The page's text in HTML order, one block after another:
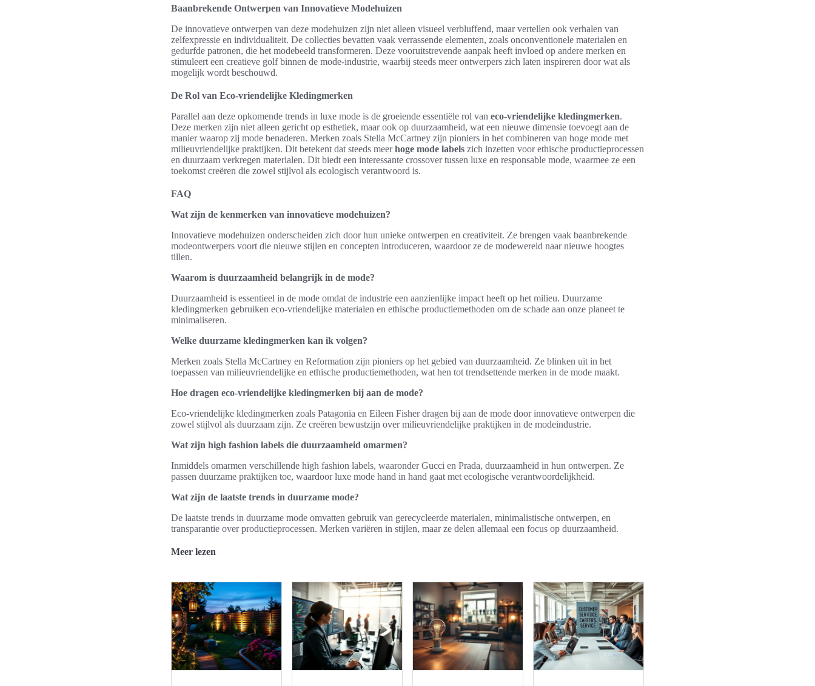
Baanbrekende Ontwerpen van Innovatieve Modehuizen
De innovatieve ontwerpen van deze modehuizen zijn niet alleen visueel verbluffend, maar vertellen ook verhalen van
zelfexpressie en individualiteit. De collecties bevatten vaak verrassende elementen, zoals onconventionele materialen en
gedurfde patronen, die het modebeeld transformeren. Deze vooruitstrevende aanpak heeft invloed op andere merken en
stimuleert een creatieve golf binnen de mode-industrie, waarbij steeds meer ontwerpers zich laten inspireren door wat als
mogelijk wordt beschouwd.
De Rol van Eco-vriendelijke Kledingmerken
Parallel aan deze opkomende trends in luxe mode is de groeiende essentiële rol van eco-vriendelijke kledingmerken.
Deze merken zijn niet alleen gericht op esthetiek, maar ook op duurzaamheid, wat een nieuwe dimensie toevoegt aan de
manier waarop zij mode benaderen. Merken zoals Stella McCartney zijn pioniers in het combineren van hoge mode met
milieuvriendelijke praktijken. Dit betekent dat steeds meerhoge mode labels zich inzetten voor ethische productieprocessen
en duurzaam verkregen materialen. Dit biedt een interessante crossover tussen luxe en responsable mode, waarmee ze een
toekomst creëren die zowel stijlvol als ecologisch verantwoord is.
FAQ
Wat zijn de kenmerken van innovatieve modehuizen?
Innovatieve modehuizen onderscheiden zich door hun unieke ontwerpen en creativiteit. Ze brengen vaak baanbrekende
modeontwerpers voort die nieuwe stijlen en concepten introduceren, waardoor ze de modewereld naar nieuwe hoogtes
tillen.
Waarom is duurzaamheid belangrijk in de mode?
Duurzaamheid is essentieel in de mode omdat de industrie een aanzienlijke impact heeft op het milieu. Duurzame
kledingmerken gebruiken eco-vriendelijke materialen en ethische productiemethoden om de schade aan onze planeet te
minimaliseren.
Welke duurzame kledingmerken kan ik volgen?
Merken zoals Stella McCartney en Reformation zijn pioniers op het gebied van duurzaamheid. Ze blinken uit in het
toepassen van milieuvriendelijke en ethische productiemethoden, wat hen tot trendsettende merken in de mode maakt.
Hoe dragen eco-vriendelijke kledingmerken bij aan de mode?
Eco-vriendelijke kledingmerken zoals Patagonia en Eileen Fisher dragen bij aan de mode door innovatieve ontwerpen die
zowel stijlvol als duurzaam zijn. Ze creëren bewustzijn over milieuvriendelijke praktijken in de modeindustrie.
Wat zijn high fashion labels die duurzaamheid omarmen?
Inmiddels omarmen verschillende high fashion labels, waaronder Gucci en Prada, duurzaamheid in hun ontwerpen. Ze
passen duurzame praktijken toe, waardoor luxe mode hand in hand gaat met ecologische verantwoordelijkheid.
Wat zijn de laatste trends in duurzame mode?
De laatste trends in duurzame mode omvatten gebruik van gerecycleerde materialen, minimalistische ontwerpen, en
transparantie over productieprocessen. Merken variëren in stijlen, maar ze delen allemaal een focus op duurzaamheid.
Meer lezen